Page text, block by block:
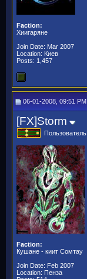
Faction:
Хиигаряне
Join Date: Mar 2007
Location: Киев
Posts: 1,457
06-01-2008, 09:51 PM
[FX]Storm
Пользователь
Faction:
Кушане - киит Сомтау
Join Date: Feb 2007
Location: Пенза